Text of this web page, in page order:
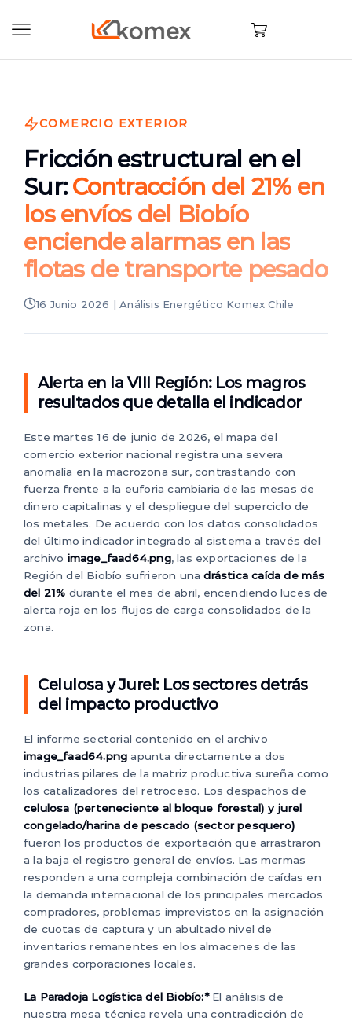
COMERCIO EXTERIOR
Fricción estructural en el
Sur:Contracción del 21% en
los envíos del Biobío
enciende alarmas en las
flotas de transporte pesado
16 Junio 2026 | Análisis Energético Komex Chile
Alerta en la VIII Región: Los magros
resultados que detalla el indicador
Este martes 16 de junio de 2026, el mapa del
comercio exterior nacional registra una severa
anomalía en la macrozona sur, contrastando con
fuerza frente a la euforia cambiaria de las mesas de
dinero capitalinas y el despliegue del superciclo de
los metales. De acuerdo con los datos consolidados
del último indicador integrado al sistema a través del
archivo image_faad64.png, las exportaciones de la
Región del Biobío sufrieron unadrástica caída de más
del 21% durante el mes de abril, encendiendo luces de
alerta roja en los flujos de carga consolidados de la
zona.
Celulosa y Jurel: Los sectores detrás
del impacto productivo
El informe sectorial contenido en el archivo
image_faad64.png apunta directamente a dos
industrias pilares de la matriz productiva sureña como
los catalizadores del retroceso. Los despachos de
celulosa (perteneciente al bloque forestal) y jurel
congelado/harina de pescado (sector pesquero)
fueron los productos de exportación que arrastraron
a la baja el registro general de envíos. Las mermas
responden a una compleja combinación de caídas en
la demanda internacional de los principales mercados
compradores, problemas imprevistos en la asignación
de cuotas de captura y un abultado nivel de
inventarios remanentes en los almacenes de las
grandes corporaciones locales.
La Paradoja Logística del Biobío:*El análisis de
nuestra mesa técnica revela una contradicción de